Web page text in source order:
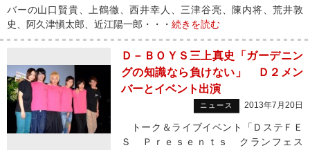
バーの山口賢貴、上鶴徹、西井幸人、三津谷亮、陳内将、荒井敦
史、阿久津愼太郎、近江陽一郎・・・ 続きを読む
Ｄ－ＢＯＹＳ三上真史「ガーデニン
グの知識なら負けない」 Ｄ２メン
バーとイベント出演
ニュース 2013年7月20日
トーク＆ライブイベント「ＤステＦＥ
Ｓ Ｐｒｅｓｅｎｔｓ クランフェス